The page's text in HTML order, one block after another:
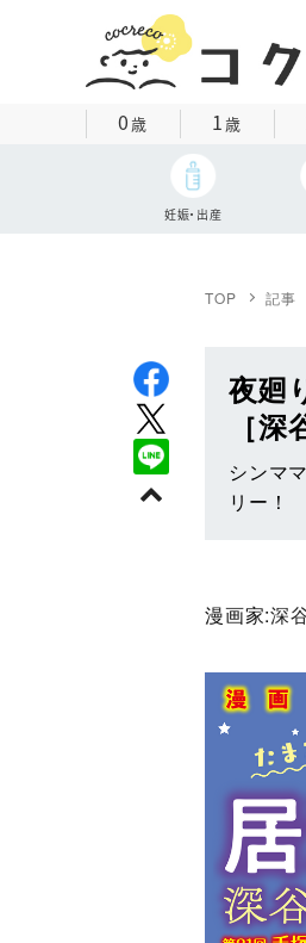
0歳 1歳
妊娠・出産
TOP 記事
夜廻
［深
シンマ
リー！
漫画家:深